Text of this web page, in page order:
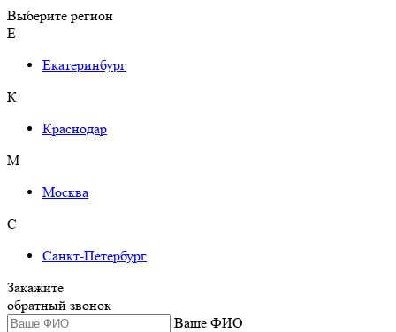
Выберите регион
Е
Екатеринбург
К
Краснодар
М
Москва
С
Санкт-Петербург
Закажите
обратный звонок
Ваше ФИО